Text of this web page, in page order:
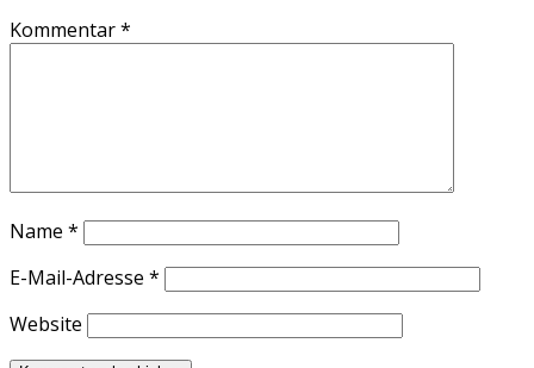
Kommentar*
Name *
E-Mail-Adresse *
Website